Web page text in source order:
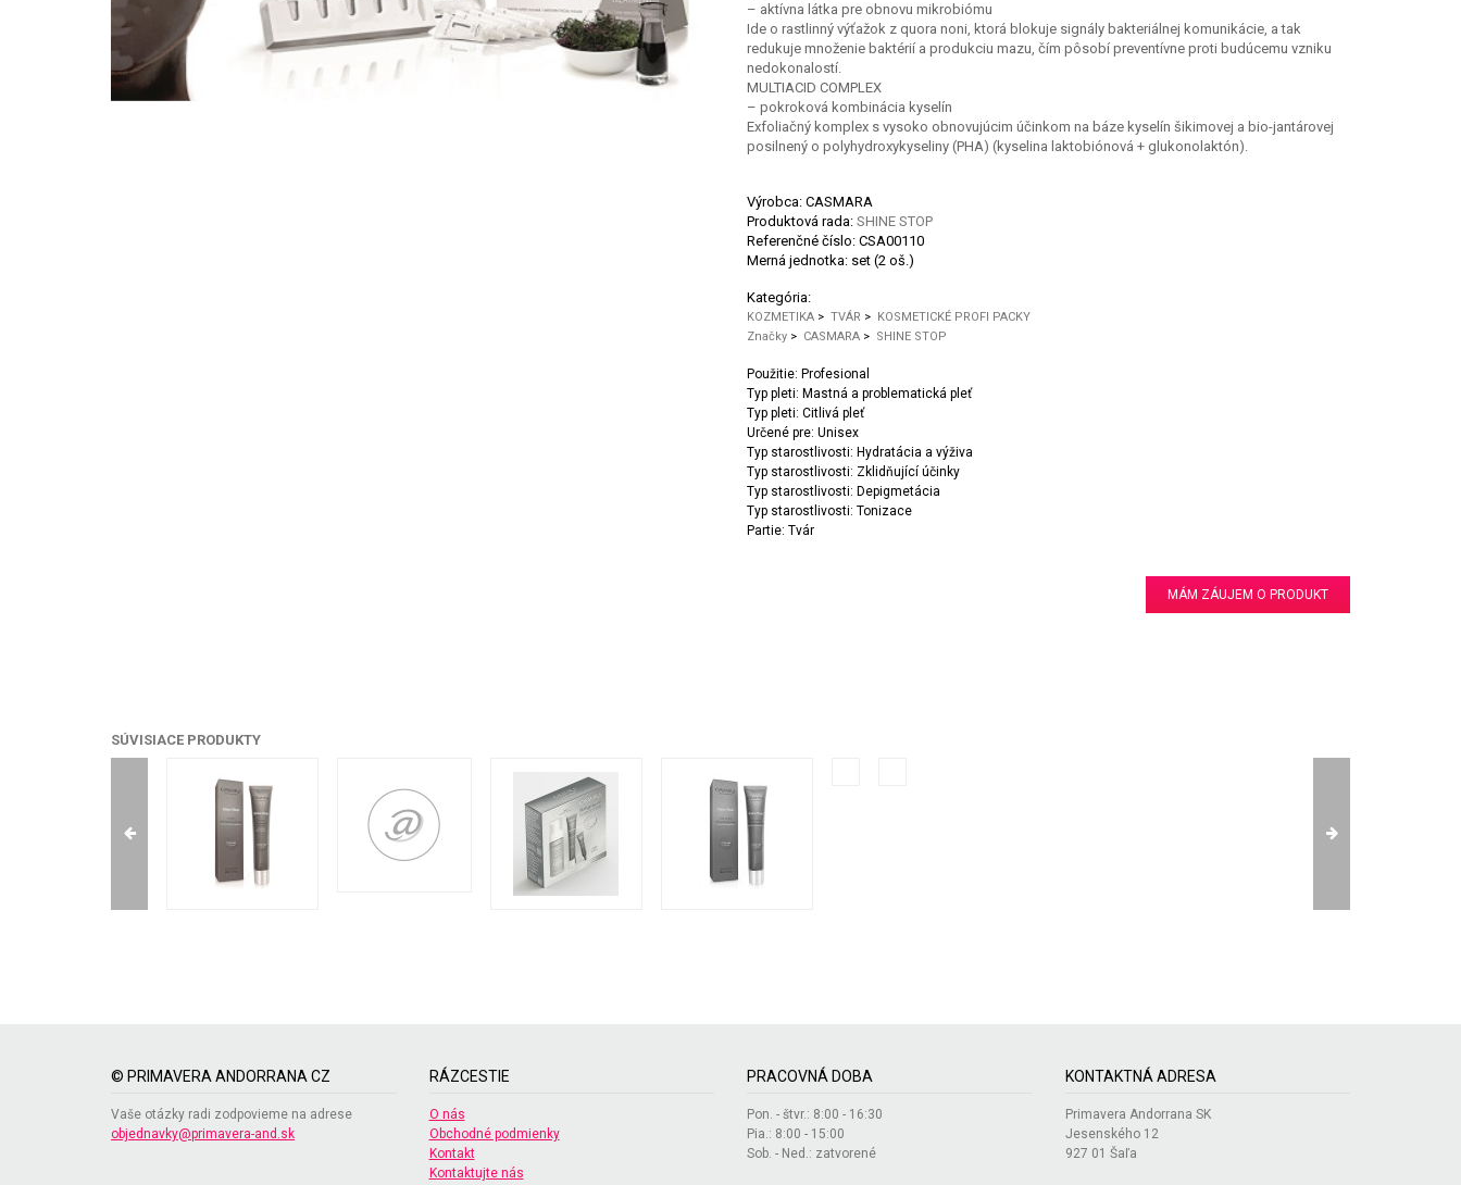
– aktívna látka pre obnovu mikrobiómu
Ide o rastlinný výťažok z quora noni, ktorá blokuje signály bakteriálnej komunikácie, a tak
redukuje množenie baktérií a produkciu mazu, čím pôsobí preventívne proti budúcemu vzniku
nedokonalostí.
MULTIACID COMPLEX
– pokroková kombinácia kyselín
Exfoliačný komplex s vysoko obnovujúcim účinkom na báze kyselín šikimovej a bio-jantárovej
posilnený o polyhydroxykyseliny (PHA) (kyselina laktobiónová + glukonolaktón).
Výrobca: CASMARA
Produktová rada: SHINE STOP
Referenčné číslo: CSA00110
Merná jednotka: set (2 oš.)
Kategória:
KOZMETIKA > TVÁR > KOSMETICKÉ PROFI PACKY
Značky > CASMARA > SHINE STOP
Použitie: Profesional
Typ pleti: Mastná a problematická pleť
Typ pleti: Citlivá pleť
Určené pre: Unisex
Typ starostlivosti: Hydratácia a výživa
Typ starostlivosti: Zklidňující účinky
Typ starostlivosti: Depigmetácia
Typ starostlivosti: Tonizace
Partie: Tvár
MÁM ZÁUJEM O PRODUKT
SÚVISIACE PRODUKTY
© PRIMAVERA ANDORRANA CZ
Vaše otázky radi zodpovieme na adrese
objednavky@primavera-and.sk
RÁZCESTIE
O nás
Obchodné podmienky
Kontakt
Kontaktujte nás
PRACOVNÁ DOBA
Pon. - štvr.: 8:00 - 16:30
Pia.: 8:00 - 15:00
Sob. - Ned.: zatvorené
KONTAKTNÁ ADRESA
Primavera Andorrana SK
Jesenského 12
927 01 Šaľa